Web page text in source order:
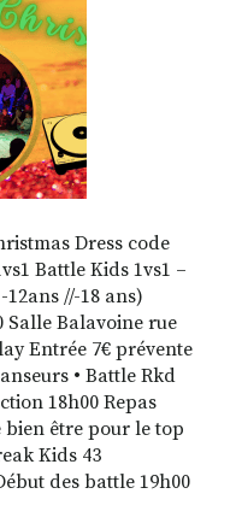
Dress code
Battle Kids 1vs1 –
//-18 ans)
Salle Balavoine rue
Entrée 7€ prévente
• Battle Rkd
18h00 Repas
bien être pour le top
Kids 43
des battle 19h00